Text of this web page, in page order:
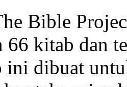
Bible
66 kitab dan
ini dibuat